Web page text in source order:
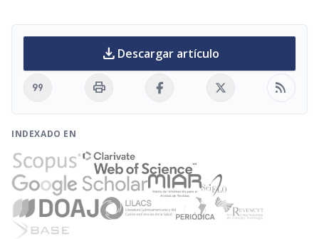
download Descargar artículo
format_quote print rss_feed
INDEXADO EN